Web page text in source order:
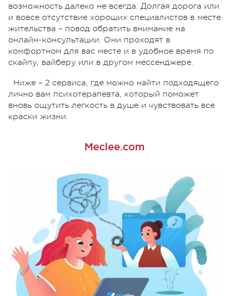
возможность далеко не всегда. Долгая дорога или
и вовсе отсутствие хороших специалистов в месте
жительства – повод обратить внимание на
онлайн-консультации. Они проходят в
комфортном для вас месте и в удобное время по
скайпу, вайберу или в другом мессенджере.
Ниже – 2 сервиса, где можно найти подходящего
лично вам психотерапевта, который поможет
вновь ощутить легкость в душе и чувствовать все
краски жизни.
Meclee.com